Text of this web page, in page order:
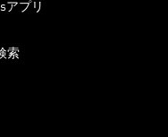
アプリ
索